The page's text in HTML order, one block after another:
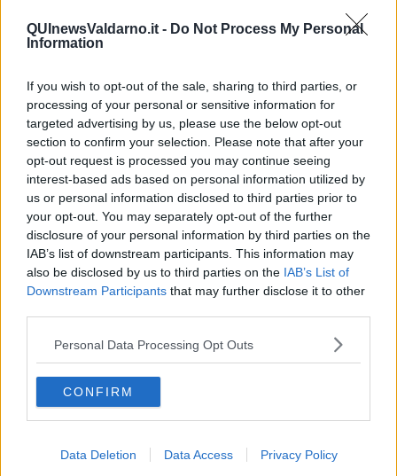
QUInewsValdarno.it - Do Not Process My Personal
Information
If you wish to opt-out of the sale, sharing to third parties, or
processing of your personal or sensitive information for
targeted advertising by us, please use the below opt-out
section to confirm your selection. Please note that after your
opt-out request is processed you may continue seeing
interest-based ads based on personal information utilized by
us or personal information disclosed to third parties prior to
your opt-out. You may separately opt-out of the further
disclosure of your personal information by third parties on the
IAB’s list of downstream participants. This information may
also be disclosed by us to third parties on the IAB’s List of
Downstream Participants that may further disclose it to other
Personal Data Processing Opt Outs
CONFIRM
Data Deletion Data Access Privacy Policy
Capitol Hill un anno dopo
Desmond Tutu "la voce dei senza voce"
La questione Ucraina
Cipro, un ponte dove si mischiano le culture
Una vigilia di Natale per un nuovo Rais
La questione israelo-palestinese ignorata dal G20
Erdogan continua a sfidare l'Occidente
Libano, collasso economico e guerra civile
Johnson, da Trump a Biden alla Brexit
L'AUKUS e il Quad
Biden, primo presidente USA non in guerra
Papa Bergoglio vedrà Viktor Orbán
Bennet, un giorno in attesa di Biden
Il ritorno dei talebani
​La lenta agonia del Libano
L’appuntamento di Israele con il cambiamento
La farsa delle elezioni in Siria
In Medioriente non ci sono favole, solo realtà
Biden chiama ma Netanyahu non risponde
Biden nuovo alleato armeno contro la Turchia